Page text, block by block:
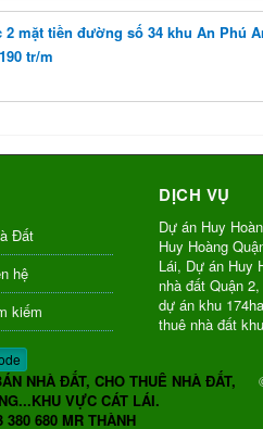
2 mặt tiền đường số 34 khu An Phú
tr/m
Đất
hệ
kiếm
DỊCH VỤ
Dự án Huy
Huy Hoàng
Lái, Dự án Huy
nhà đất Quận
dự án khu
thuê nhà đất
NHÀ ĐẤT, CHO THUÊ NHÀ ĐẤT,
VỰC CÁT LÁI.
380 680 MR THÀNH